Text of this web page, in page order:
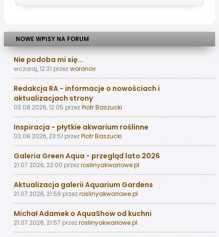
NOWE WPISY NA FORUM
Nie podoba mi się...
wczoraj, 12:31 przezworonov
Redakcja RA - informacje o nowościach i
aktualizacjach strony
03.08.2026, 12:05 przezPiotr Baszucki
Inspiracja - płytkie akwarium roślinne
02.08.2026, 23:51 przezPiotr Baszucki
Galeria Green Aqua - przegląd lato 2026
21.07.2026, 22:00 przezroslinyakwariowe.pl
Aktualizacja galerii Aquarium Gardens
21.07.2026, 21:59 przezroslinyakwariowe.pl
Michał Adamek o AquaShow od kuchni
21.07.2026, 21:57 przezroslinyakwariowe.pl